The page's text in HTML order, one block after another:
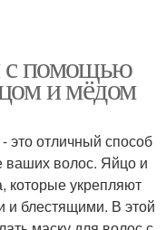
с помощью
и мёдом
это отличный способ
ваших волос. Яйцо и
которые укрепляют
и блестящими. В этой